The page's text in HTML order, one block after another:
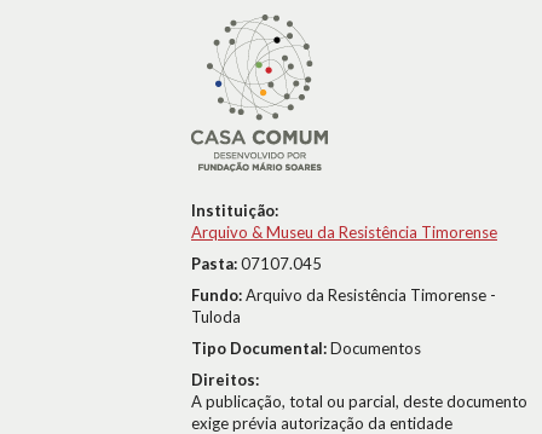
Instituição:
Arquivo & Museu da Resistência Timorense
Pasta:07107.045
Fundo:Arquivo da Resistência Timorense -
Tuloda
Tipo Documental:Documentos
Direitos:
A publicação, total ou parcial, deste documento
exige prévia autorização da entidade